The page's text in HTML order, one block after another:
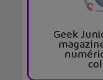
Geek